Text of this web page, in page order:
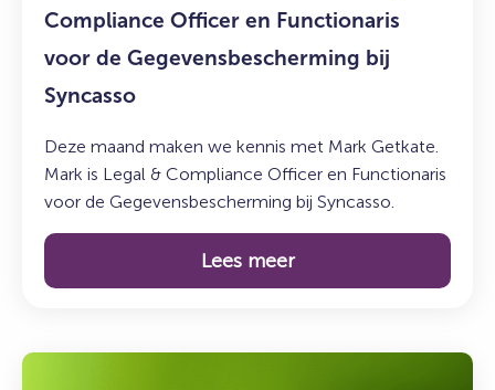
Compliance Officer en Functionaris
voor de Gegevensbescherming bij
Syncasso
Deze maand maken we kennis met Mark Getkate.
Mark is Legal & Compliance Officer en Functionaris
voor de Gegevensbescherming bij Syncasso.
Lees meer
voor
Gegevensbescherming
Lees